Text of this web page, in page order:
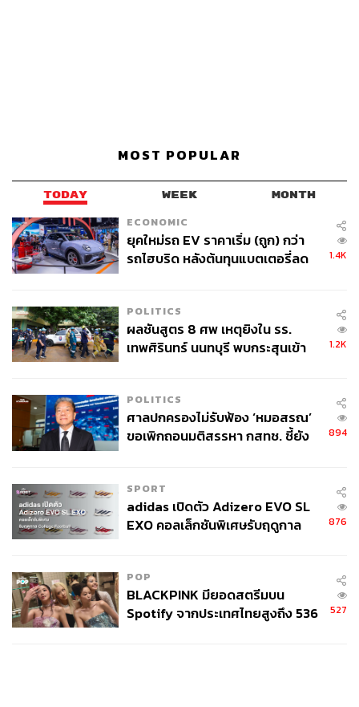
MOST POPULAR
TODAY WEEK MONTH
ECONOMIC
ยุคใหม่รถ EV ราคาเริ่ม (ถูก) กว่า
รถไฮบริด หลังต้นทุนแบตเตอรี่ลด
1.4K
POLITICS
ผลชันสูตร 8 ศพ เหตุยิงใน รร.
เทพศิรินทร์ นนทบุรี พบกระสุนเข้า
1.2K
POLITICS
ศาลปกครองไม่รับฟ้อง ‘หมอสรณ’
ขอเพิกถอนมติสรรหา กสทช. ชี้ยัง
894
SPORT
adidas เปิดตัว Adizero EVO SL
EXO คอลเล็กชันพิเศษรับฤดูกาล
876
POP
BLACKPINK มียอดสตรีมบน
Spotify จากประเทศไทยสูงถึง 536
527